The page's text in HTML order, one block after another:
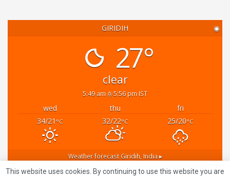
GIRIDIH ◉
27°
clear
5:49 am 5:56 pm IST
wed thu
fri
34/21 °C 32/22°C 25/20°C
Weather forecast Giridih, India ▸
Recent News
This website uses cookies. By continuing to use this website you are